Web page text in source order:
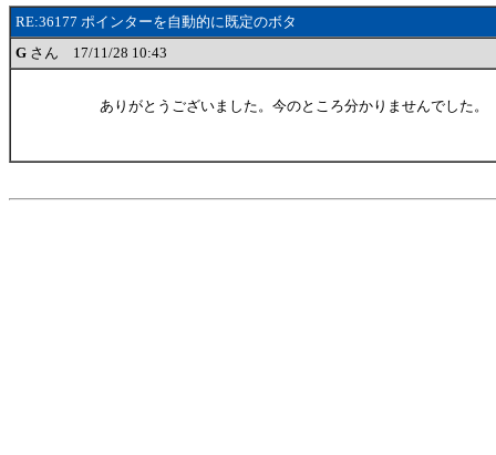
RE:36177 ポインターを自動的に既定のボタ
G さん 17/11/28 10:43
ありがとうございました。今のところ分かりませんでした。